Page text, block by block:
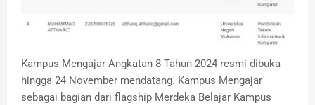
Kampus Mengajar Angkatan 8 Tahun 2024 resmi dibuka
hingga 24 November mendatang. Kampus Mengajar
sebagai bagian dari flagship Merdeka Belajar Kampus